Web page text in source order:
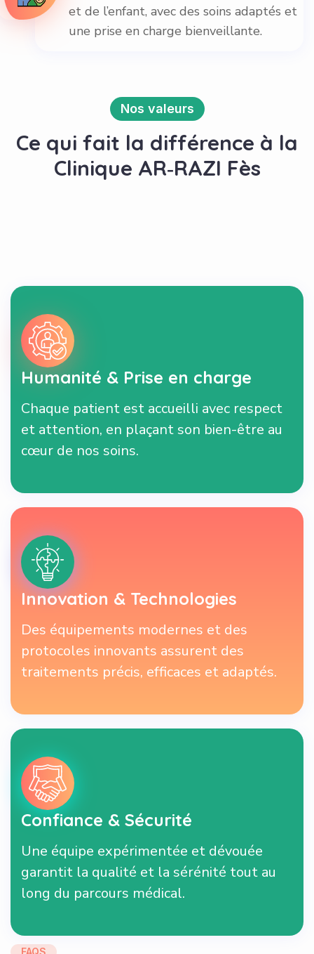
une prise en charge bienveillante.
Ce qui fait la différence à la
Clinique AR‑RAZI Fès
Humanité & Prise en charge
Chaque patient est accueilli avec respect
et attention, en plaçant son bien-être au
cœur de nos soins.
Innovation & Technologies
Des équipements modernes et des
protocoles innovants assurent des
traitements précis, efficaces et adaptés.
Confiance & Sécurité
Une équipe expérimentée et dévouée
garantit la qualité et la sérénité tout au
long du parcours médical.